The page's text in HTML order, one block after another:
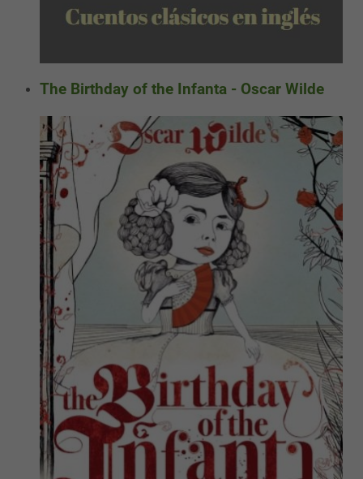
The Birthday of the Infanta - Oscar Wilde